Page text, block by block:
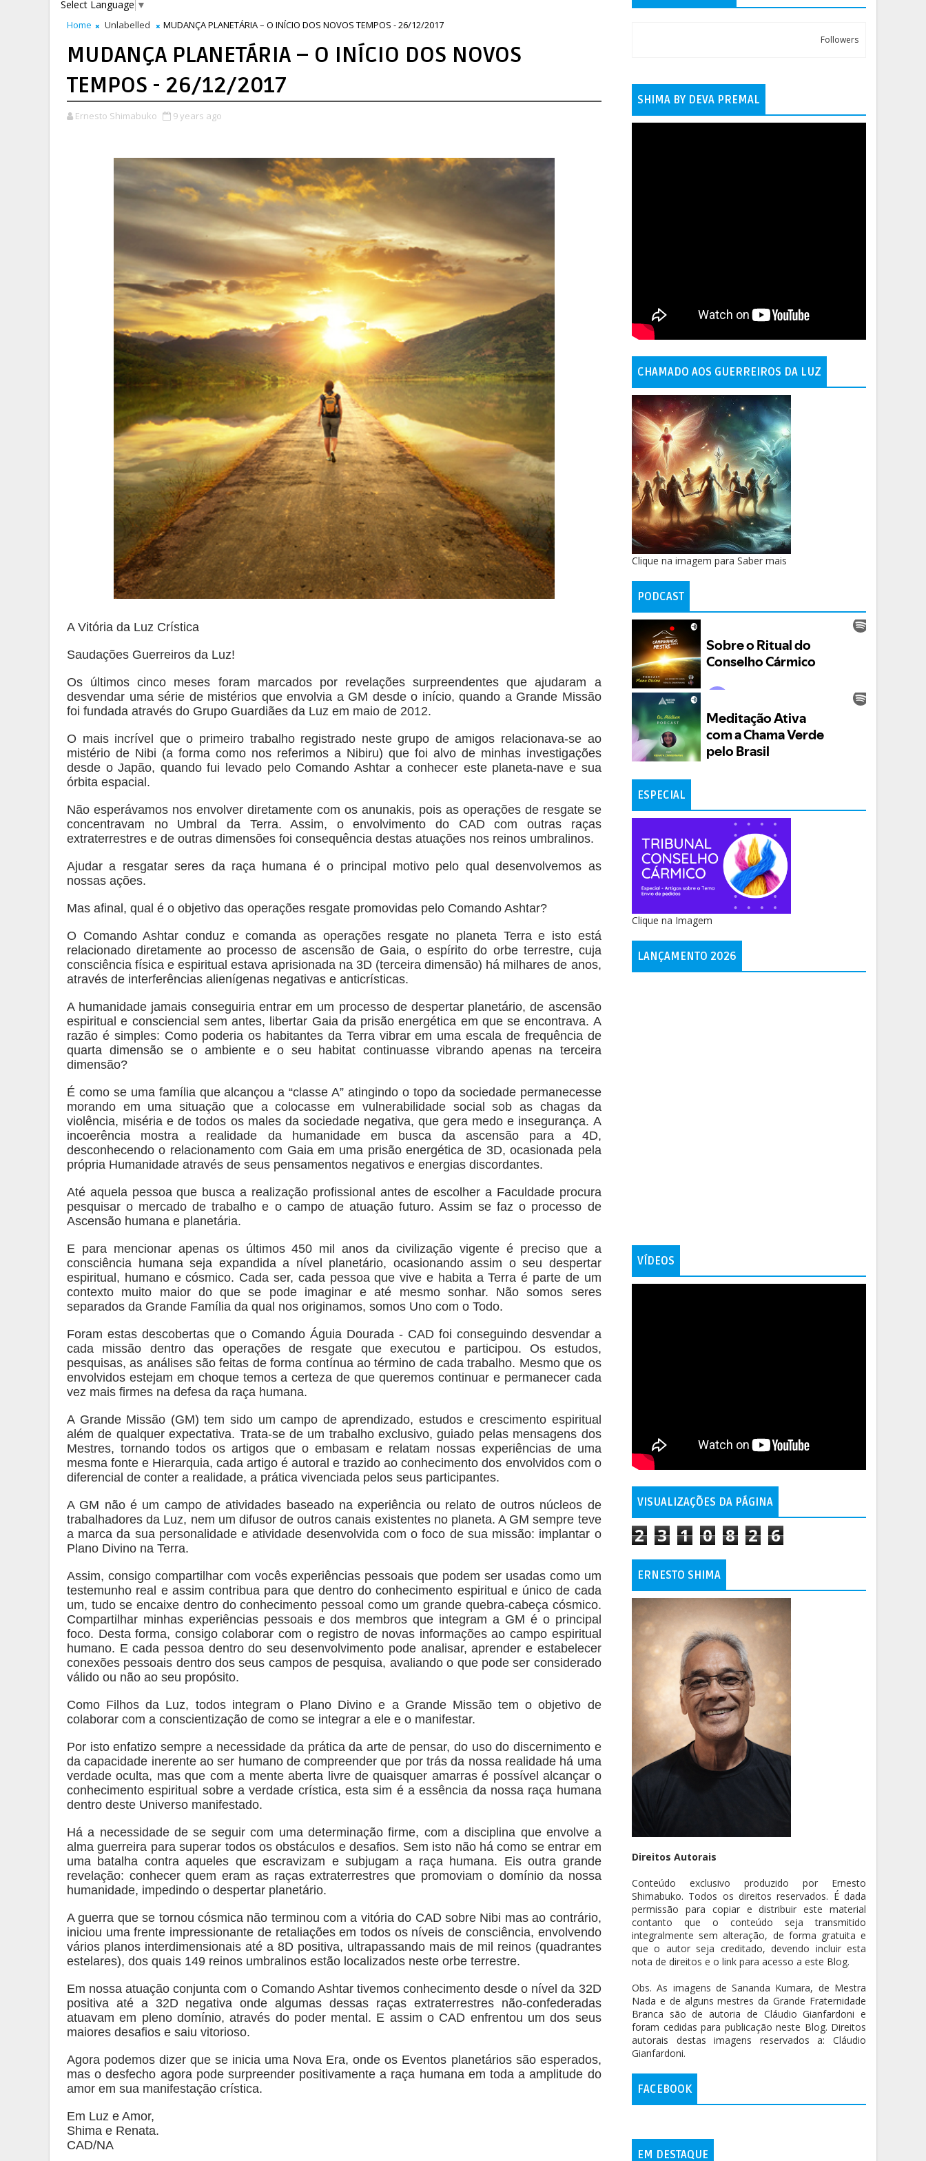
Select Language ▼
Home Unlabelled MUDANÇA PLANETÁRIA – O INÍCIO DOS NOVOS TEMPOS - 26/12/2017
MUDANÇA PLANETÁRIA – O INÍCIO DOS NOVOS
TEMPOS - 26/12/2017
Ernesto Shimabuko 9 years ago
A Vitória da Luz Crística
Saudações Guerreiros da Luz!
Os últimos cinco meses foram marcados por revelações surpreendentes que ajudaram a
desvendar uma série de mistérios que envolvia a GM desde o início, quando a Grande Missão
foi fundada através do Grupo Guardiães da Luz em maio de 2012.
O mais incrível que o primeiro trabalho registrado neste grupo de amigos relacionava-se ao
mistério de Nibi (a forma como nos referimos a Nibiru) que foi alvo de minhas investigações
desde o Japão, quando fui levado pelo Comando Ashtar a conhecer este planeta-nave e sua
órbita espacial.
Não esperávamos nos envolver diretamente com os anunakis, pois as operações de resgate se
concentravam no Umbral da Terra. Assim, o envolvimento do CAD com outras raças
extraterrestres e de outras dimensões foi consequência destas atuações nos reinos umbralinos.
Ajudar a resgatar seres da raça humana é o principal motivo pelo qual desenvolvemos as
nossas ações.
Mas afinal, qual é o objetivo das operações resgate promovidas pelo Comando Ashtar?
O Comando Ashtar conduz e comanda as operações resgate no planeta Terra e isto está
relacionado diretamente ao processo de ascensão de Gaia, o espírito do orbe terrestre, cuja
consciência física e espiritual estava aprisionada na 3D (terceira dimensão) há milhares de anos,
através de interferências alienígenas negativas e anticrísticas.
A humanidade jamais conseguiria entrar em um processo de despertar planetário, de ascensão
espiritual e consciencial sem antes, libertar Gaia da prisão energética em que se encontrava. A
razão é simples: Como poderia os habitantes da Terra vibrar em uma escala de frequência de
quarta dimensão se o ambiente e o seu habitat continuasse vibrando apenas na terceira
dimensão?
É como se uma família que alcançou a “classe A” atingindo o topo da sociedade permanecesse
morando em uma situação que a colocasse em vulnerabilidade social sob as chagas da
violência, miséria e de todos os males da sociedade negativa, que gera medo e insegurança. A
incoerência mostra a realidade da humanidade em busca da ascensão para a 4D,
desconhecendo o relacionamento com Gaia em uma prisão energética de 3D, ocasionada pela
própria Humanidade através de seus pensamentos negativos e energias discordantes.
Até aquela pessoa que busca a realização profissional antes de escolher a Faculdade procura
pesquisar o mercado de trabalho e o campo de atuação futuro. Assim se faz o processo de
Ascensão humana e planetária.
E para mencionar apenas os últimos 450 mil anos da civilização vigente é preciso que a
consciência humana seja expandida a nível planetário, ocasionando assim o seu despertar
espiritual, humano e cósmico. Cada ser, cada pessoa que vive e habita a Terra é parte de um
contexto muito maior do que se pode imaginar e até mesmo sonhar. Não somos seres
separados da Grande Família da qual nos originamos, somos Uno com o Todo.
Foram estas descobertas que o Comando Águia Dourada - CAD foi conseguindo desvendar a
cada missão dentro das operações de resgate que executou e participou. Os estudos,
pesquisas, as análises são feitas de forma contínua ao término de cada trabalho. Mesmo que os
envolvidos estejam em choque temos a certeza de que queremos continuar e permanecer cada
vez mais firmes na defesa da raça humana.
A Grande Missão (GM) tem sido um campo de aprendizado, estudos e crescimento espiritual
além de qualquer expectativa. Trata-se de um trabalho exclusivo, guiado pelas mensagens dos
Mestres, tornando todos os artigos que o embasam e relatam nossas experiências de uma
mesma fonte e Hierarquia, cada artigo é autoral e trazido ao conhecimento dos envolvidos com o
diferencial de conter a realidade, a prática vivenciada pelos seus participantes.
A GM não é um campo de atividades baseado na experiência ou relato de outros núcleos de
trabalhadores da Luz, nem um difusor de outros canais existentes no planeta. A GM sempre teve
a marca da sua personalidade e atividade desenvolvida com o foco de sua missão: implantar o
Plano Divino na Terra.
Assim, consigo compartilhar com vocês experiências pessoais que podem ser usadas como um
testemunho real e assim contribua para que dentro do conhecimento espiritual e único de cada
um, tudo se encaixe dentro do conhecimento pessoal como um grande quebra-cabeça cósmico.
Compartilhar minhas experiências pessoais e dos membros que integram a GM é o principal
foco. Desta forma, consigo colaborar com o registro de novas informações ao campo espiritual
humano. E cada pessoa dentro do seu desenvolvimento pode analisar, aprender e estabelecer
conexões pessoais dentro dos seus campos de pesquisa, avaliando o que pode ser considerado
válido ou não ao seu propósito.
Como Filhos da Luz, todos integram o Plano Divino e a Grande Missão tem o objetivo de
colaborar com a conscientização de como se integrar a ele e o manifestar.
Por isto enfatizo sempre a necessidade da prática da arte de pensar, do uso do discernimento e
da capacidade inerente ao ser humano de compreender que por trás da nossa realidade há uma
verdade oculta, mas que com a mente aberta livre de quaisquer amarras é possível alcançar o
conhecimento espiritual sobre a verdade crística, esta sim é a essência da nossa raça humana
dentro deste Universo manifestado.
Há a necessidade de se seguir com uma determinação firme, com a disciplina que envolve a
alma guerreira para superar todos os obstáculos e desafios. Sem isto não há como se entrar em
uma batalha contra aqueles que escravizam e subjugam a raça humana. Eis outra grande
revelação: conhecer quem eram as raças extraterrestres que promoviam o domínio da nossa
humanidade, impedindo o despertar planetário.
A guerra que se tornou cósmica não terminou com a vitória do CAD sobre Nibi mas ao contrário,
iniciou uma frente impressionante de retaliações em todos os níveis de consciência, envolvendo
vários planos interdimensionais até a 8D positiva, ultrapassando mais de mil reinos (quadrantes
estelares), dos quais 149 reinos umbralinos estão localizados neste orbe terrestre.
Em nossa atuação conjunta com o Comando Ashtar tivemos conhecimento desde o nível da 32D
positiva até a 32D negativa onde algumas dessas raças extraterrestres não-confederadas
atuavam em pleno domínio, através do poder mental. E assim o CAD enfrentou um dos seus
maiores desafios e saiu vitorioso.
Agora podemos dizer que se inicia uma Nova Era, onde os Eventos planetários são esperados,
mas o desfecho agora pode surpreender positivamente a raça humana em toda a amplitude do
amor em sua manifestação crística.
Em Luz e Amor,
Shima e Renata.
CAD/NA
Followers
SHIMA BY DEVA PREMAL
CHAMADO AOS GUERREIROS DA LUZ
Clique na imagem para Saber mais
PODCAST
ESPECIAL
Clique na Imagem
LANÇAMENTO 2026
VÍDEOS
VISUALIZAÇÕES DA PÁGINA
2 3 1 0 8 2 6
ERNESTO SHIMA
Direitos Autorais
Conteúdo exclusivo produzido por Ernesto
Shimabuko. Todos os direitos reservados. É dada
permissão para copiar e distribuir este material
contanto que o conteúdo seja transmitido
integralmente sem alteração, de forma gratuita e
que o autor seja creditado, devendo incluir esta
nota de direitos e o link para acesso a este Blog.
Obs. As imagens de Sananda Kumara, de Mestra
Nada e de alguns mestres da Grande Fraternidade
Branca são de autoria de Cláudio Gianfardoni e
foram cedidas para publicação neste Blog. Direitos
autorais destas imagens reservados a: Cláudio
Gianfardoni.
FACEBOOK
EM DESTAQUE